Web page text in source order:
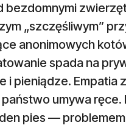
bezdomnymi
„szczęśliwym”
anonimowych
spada na
i pieniądze. Empatia
umywa ręce.
pies — problemem